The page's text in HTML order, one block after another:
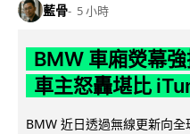
藍骨 5 小時
BMW 車廂熒幕
車主怒轟堪比
BMW 近日透過無線更新向